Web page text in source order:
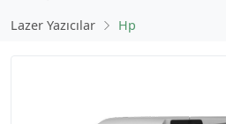
Lazer Yazıcılar
Hp